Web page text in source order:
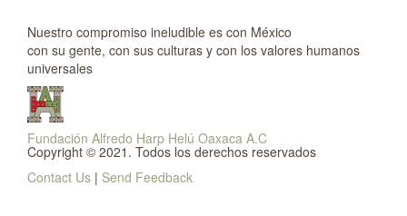
Nuestro compromiso ineludible es con México
con su gente, con sus culturas y con los valores humanos
universales
Fundación Alfredo Harp Helú Oaxaca A.C
Copyright © 2021. Todos los derechos reservados
Contact Us | Send Feedback